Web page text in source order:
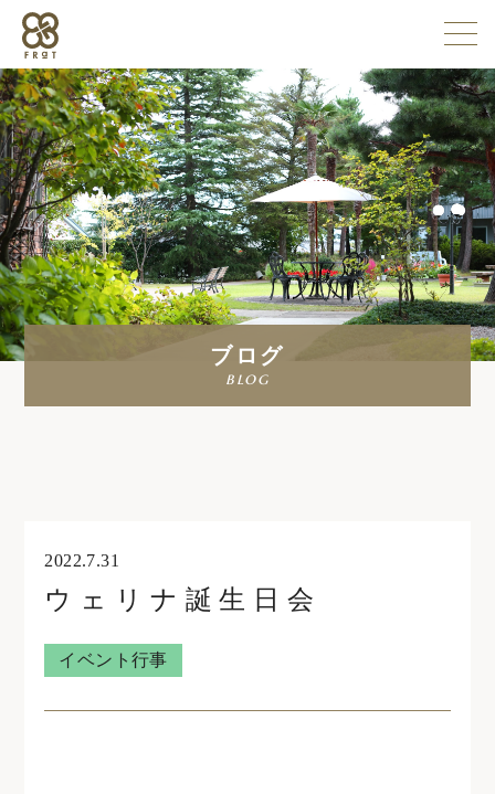
施設情報
企業情報
採用情報
よくある質問
住宅型有料老人ホームウェリナ
0761-47-7215
ブログ
blog
2022.7.31
ウ ェ リ ナ 誕 生 日 会
イベント行事